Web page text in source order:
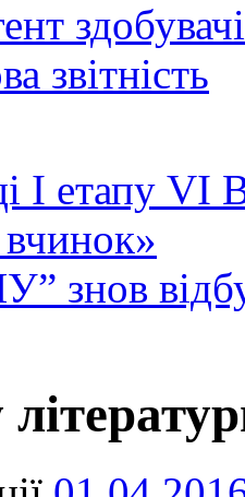
звітність
І етапу VI
знов